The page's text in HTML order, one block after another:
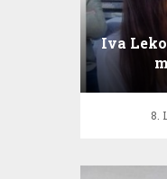
Iva
8.